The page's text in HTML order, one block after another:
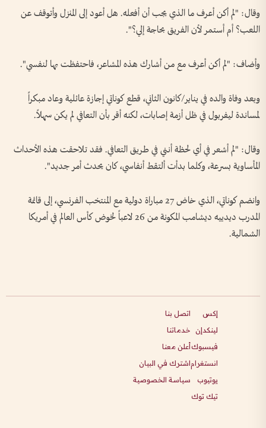
وقال: "لم أكن أعرف ما الذي يجب أن أفعله. هل أعود إلى المنزل وأتوقف عن
اللعب؟ أم أستمر لأن الفريق بحاجة إلي؟".
وأضاف: "لم أكن أعرف مع من أشارك هذه المشاعر، فاحتفظت بها لنفسي".
وبعد وفاة والده في يناير/كانون الثاني، قطع كوناتي إجازة عائلية وعاد مبكراً
لمساندة ليفربول في ظل أزمة إصابات، لكنه أقر بأن التعافي لم يكن سهلاً.
وقال: "لم أشعر في أي لحظة أنني في طريق التعافي. فقد تلاحقت هذه الأحداث
المأساوية بسرعة، وكلما بدأت ألتقط أنفاسي، كان يحدث أمر جديد".
وانضم كوناتي، الذي خاض 27 مباراة دولية مع المنتخب الفرنسي، إلى قائمة
المدرب ديدييه ديشامب المكونة من 26 لاعباً لخوض كأس العالم في أمريكا
الشمالية.
إكس
لينكدإن
فيسبوك
انستغرام
يوتيوب
تيك توك
اتصل بنا
خدماتنا
أعلن معنا
اشترك في البيان
سياسة الخصوصية